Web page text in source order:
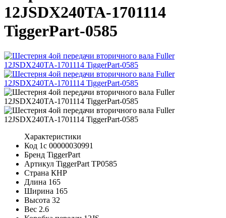
12JSDX240TA-1701114
TiggerPart-0585
Характеристики
Код 1с 00000030991
Бренд TiggerPart
Артикул TiggerPart TP0585
Страна КНР
Длина 165
Ширина 165
Высота 32
Вес 2.6